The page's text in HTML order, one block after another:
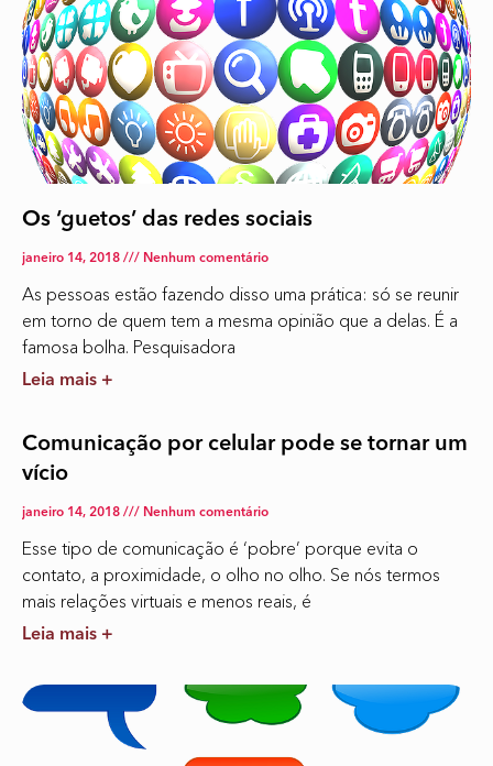
Os ‘guetos’ das redes sociais
janeiro 14, 2018 Nenhum comentário
As pessoas estão fazendo disso uma prática: só se reunir
em torno de quem tem a mesma opinião que a delas. É a
famosa bolha. Pesquisadora
Leia mais +
Comunicação por celular pode se tornar um
vício
janeiro 14, 2018 Nenhum comentário
Esse tipo de comunicação é ‘pobre’ porque evita o
contato, a proximidade, o olho no olho. Se nós termos
mais relações virtuais e menos reais, é
Leia mais +